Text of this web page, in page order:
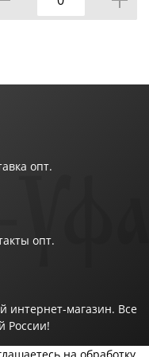
опт.
опт.
интернет-магазин. Все
России!